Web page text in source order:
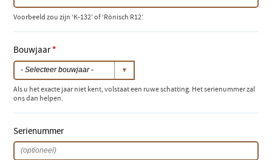
Voorbeeld zou zijn ‘K-132’ of ‘Rönisch R12’.
Bouwjaar*
Als u het exacte jaar niet kent, volstaat een ruwe schatting. Het serienummer zal
ons dan helpen.
Serienummer